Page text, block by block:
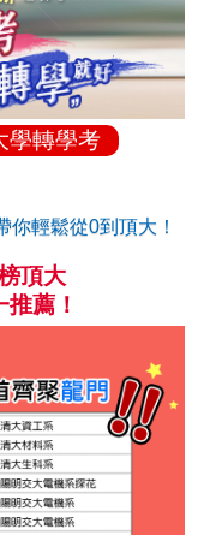
學轉學考
你輕鬆從0到頂大！
頂大
薦！